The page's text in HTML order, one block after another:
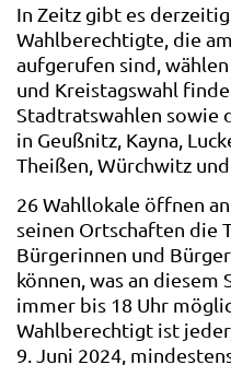
In Zeitz gibt es derzeitig
Wahlberechtigte, die
aufgerufen sind,
und Kreistagswahl
Stadtratswahlen sowie
in Geußnitz, Kayna,
Theißen, Würchwitz
26 Wahllokale öffnen
seinen Ortschaften die
Bürgerinnen und
können, was an diesem
immer bis 18 Uhr
Wahlberechtigt ist
9. Juni 2024,